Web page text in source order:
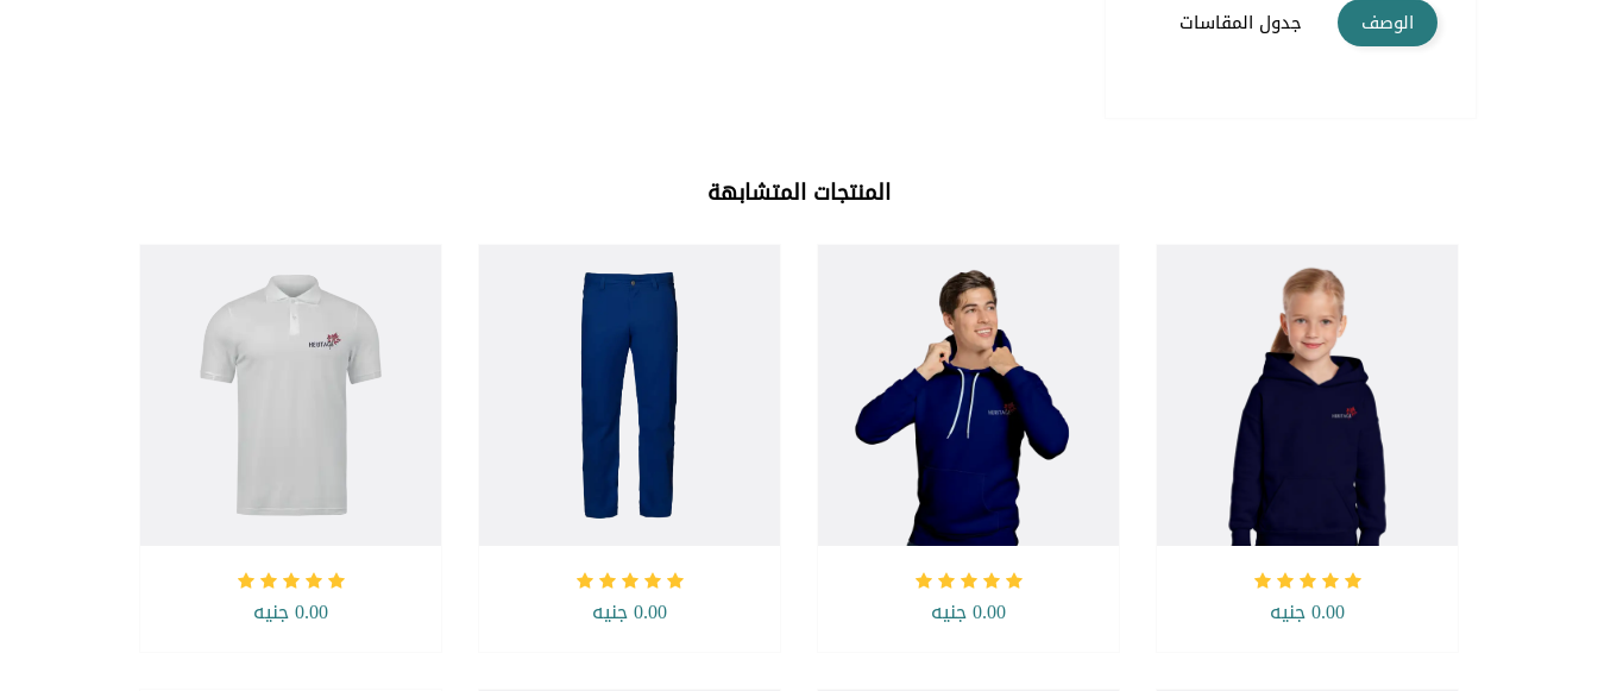
الوصف جدول المقاسات
المنتجات المتشابهة
0.00 جنيه 0.00 جنيه 0.00 جنيه 0.00 جنيه